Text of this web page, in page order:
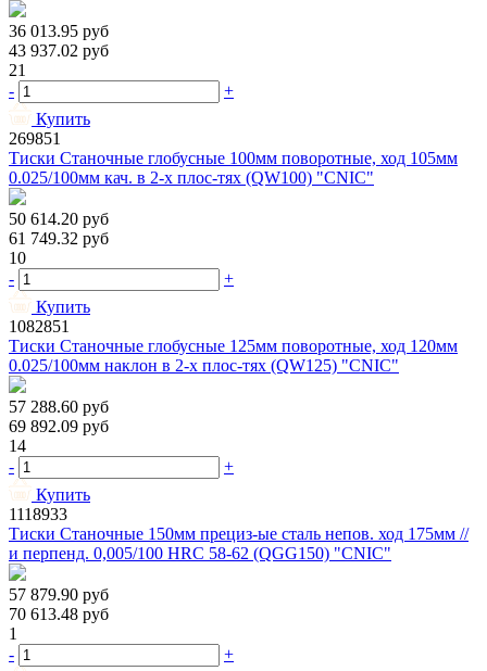
36 013.95 руб
43 937.02 руб
21
-
+
Купить
269851
Тиски Станочные глобусные 100мм поворотные, ход 105мм
0.025/100мм кач. в 2-х плос-тях (QW100) "CNIC"
50 614.20 руб
61 749.32 руб
10
-
+
Купить
1082851
Тиски Станочные глобусные 125мм поворотные, ход 120мм
0.025/100мм наклон в 2-х плос-тях (QW125) "CNIC"
57 288.60 руб
69 892.09 руб
14
-
+
Купить
1118933
Тиски Станочные 150мм прециз-ые сталь непов. ход 175мм //
и перпенд. 0,005/100 HRС 58-62 (QGG150) "CNIC"
57 879.90 руб
70 613.48 руб
1
-
+